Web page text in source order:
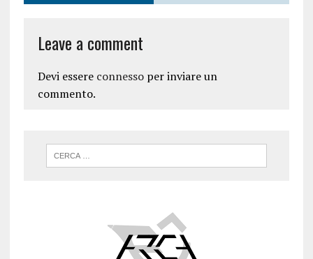
Leave a comment
Devi essere connessoper inviare un
commento.